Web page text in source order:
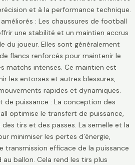
et à la performance technique.
: Les chaussures de football
une stabilité et un maintien accrus
du joueur. Elles sont généralement
flancs renforcés pour maintenir le
matchs intenses. Ce maintien est
les entorses et autres blessures,
rapides et dynamiques.
de puissance : La conception des
optimise le transfert de puissance,
tirs et des passes. La semelle et la
minimiser les pertes d’énergie,
transmission efficace de la puissance
ballon. Cela rend les tirs plus